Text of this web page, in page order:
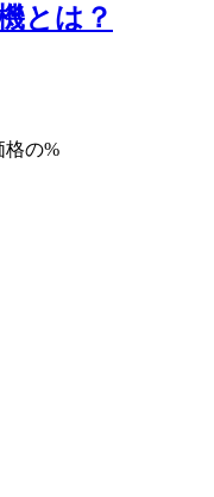
とは？
格の%